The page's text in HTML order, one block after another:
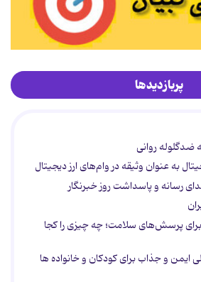
پربازدیدها
روانی
به عنوان وثیقه در وام‌های ارز دیجیتال
رسانه و پاسداشت روز خبرنگار
برای پرسش‌های سلامت؛ چه چیزی را کجا
ایمن و جذاب برای کودکان و خانواده ها